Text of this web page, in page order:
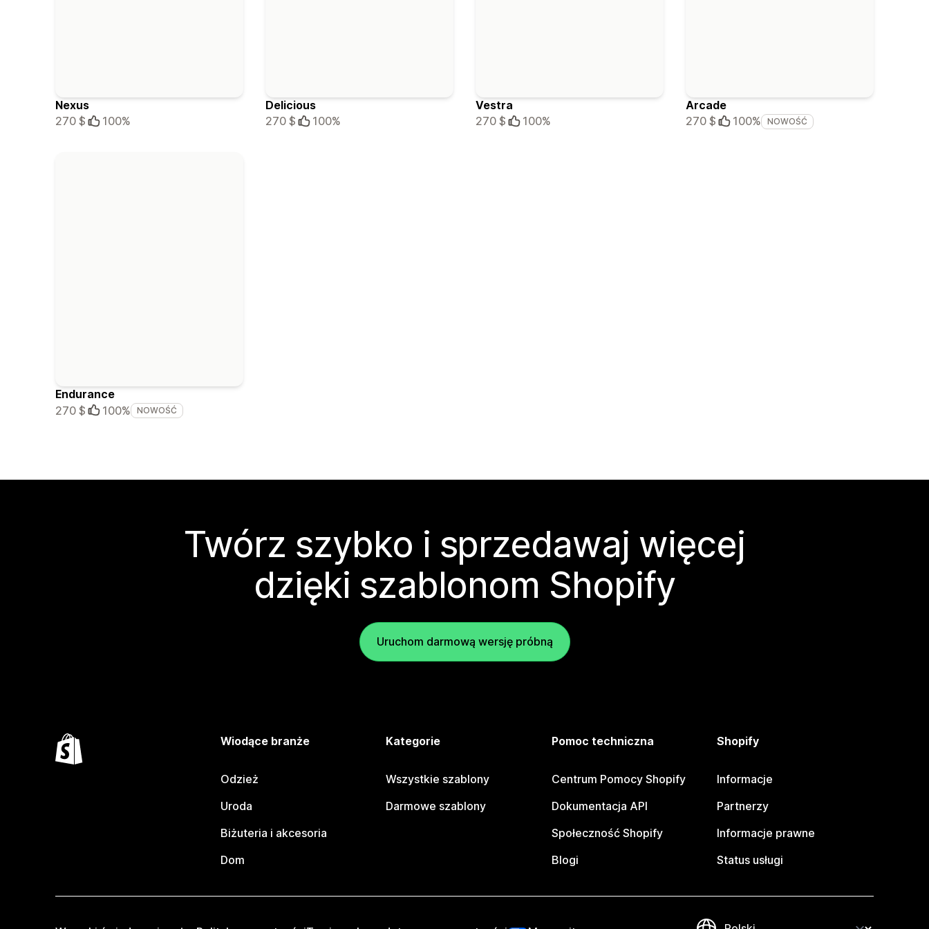
Nexus
270 $
100%
Delicious
270 $
100%
Vestra
270 $
100%
Arcade
270 $
100% NOWOŚĆ
Endurance
270 $
100% NOWOŚĆ
Twórz szybko i sprzedawaj więcej
dzięki szablonom Shopify
Uruchom darmową wersję próbną
Wiodące branże
Odzież
Uroda
Biżuteria i akcesoria
Dom
Kategorie
Wszystkie szablony
Darmowe szablony
Pomoc techniczna
Centrum Pomocy Shopify
Dokumentacja API
Społeczność Shopify
Blogi
Shopify
Informacje
Partnerzy
Informacje prawne
Status usługi